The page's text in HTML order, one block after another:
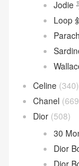
文章類目
(594)
Hop 斜
Jodie
Loop